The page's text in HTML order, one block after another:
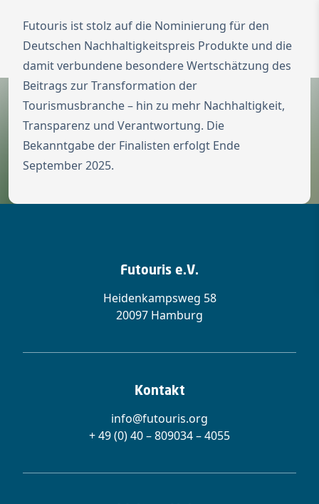
Zur Startseite
Switch to
Menü
Futouris ist stolz auf die Nominierung für den
Deutschen Nachhaltigkeitspreis Produkte und die
damit verbundene besondere Wertschätzung des
Beitrags zur Transformation der
Tourismusbranche – hin zu mehr Nachhaltigkeit,
Transparenz und Verantwortung. Die
Bekanntgabe der Finalisten erfolgt Ende
September 2025.
Futouris e.V.
Heidenkampsweg 58
20097 Hamburg
Kontakt
info@futouris.org
+ 49 (0) 40 – 809034 – 4055